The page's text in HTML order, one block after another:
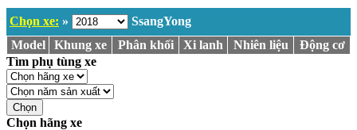
Chọn xe: »
SsangYong
Model
Khung xe Phân khối Xi lanh Nhiên liệu
Động cơ
Tìm phụ tùng xe
Chọn
Chọn hãng xe